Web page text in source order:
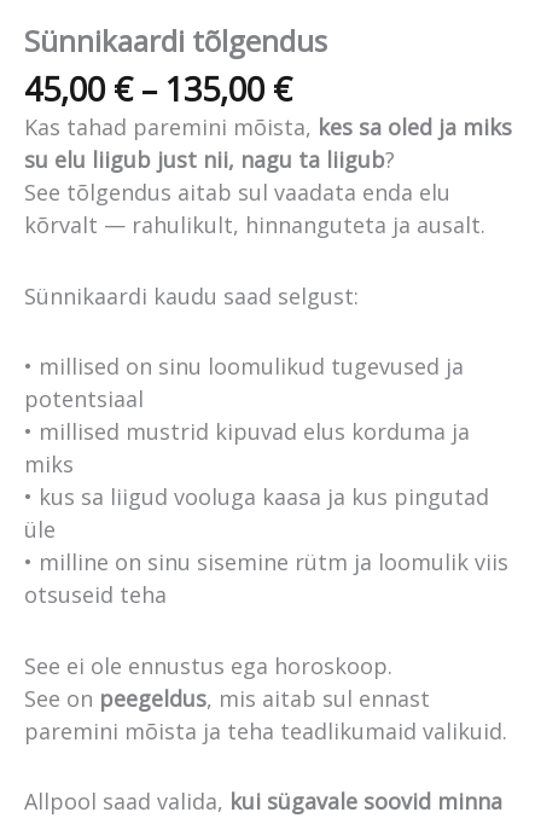
Sünnikaardi tõlgendus
45,00€ – 135,00€Hinnavahemik:
45,00 €
kuni
135,00 €
Kas tahad paremini mõista, kes sa oled ja miks
su elu liigub just nii, nagu ta liigub?
See tõlgendus aitab sul vaadata enda elu
kõrvalt — rahulikult, hinnanguteta ja ausalt.
Sünnikaardi kaudu saad selgust:
• millised on sinu loomulikud tugevused ja
potentsiaal
• millised mustrid kipuvad elus korduma ja
miks
• kus sa liigud vooluga kaasa ja kus pingutad
üle
• milline on sinu sisemine rütm ja loomulik viis
otsuseid teha
See ei ole ennustus ega horoskoop.
See on peegeldus, mis aitab sul ennast
paremini mõista ja teha teadlikumaid valikuid.
Allpool saad valida, kui sügavale soovid minna